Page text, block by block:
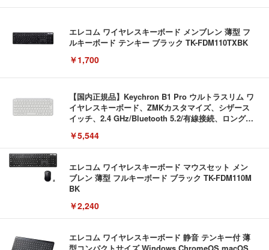
エレコム ワイヤレスキーボード メンブレン 薄型 フ
ルキーボード テンキー ブラック TK-FDM110TXBK
￥1,700
【国内正規品】Keychron B1 Pro ウルトラスリム ワ
イヤレスキーボード、ZMKカスタマイズ、シザース
イッチ、2.4 GHz/Bluetooth 5.2/有線接続、ロングバ
リーホワイト（かな印字なし）, JISレイアウト)
￥5,544
エレコム ワイヤレスキーボード マウスセット メン
ブレン 薄型 フルキーボード ブラック TK-FDM110M
BK
￥2,240
エレコム ワイヤレスキーボード 静音 テンキー付 薄